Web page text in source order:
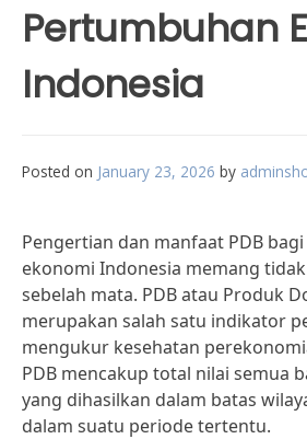
Pertumbuhan
Indonesia
Posted on January 23, 2026 by
Pengertian dan manfaat PDB
ekonomi Indonesia memang
sebelah mata. PDB atau Produk
merupakan salah satu indikator
mengukur kesehatan
PDB mencakup total nilai semua
yang dihasilkan dalam batas
dalam suatu periode tertentu.